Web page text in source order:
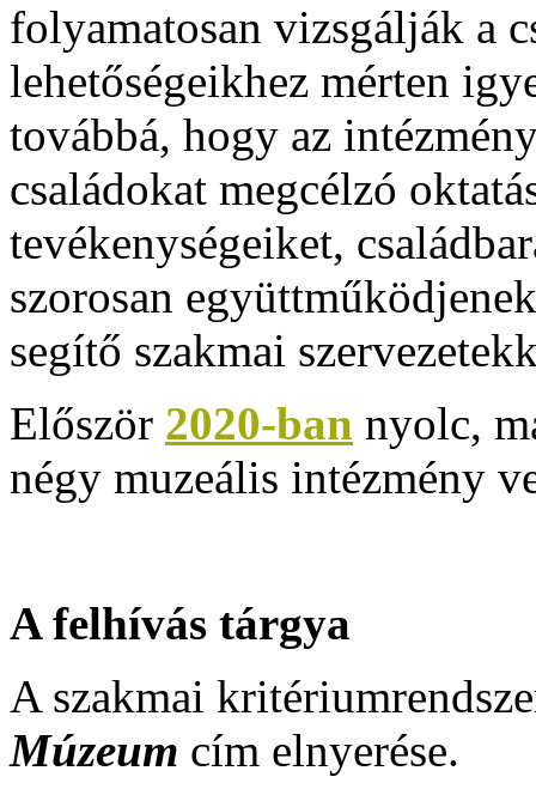
folyamatosan vizsgálják a
lehetőségeikhez mérten
továbbá, hogy az
családokat megcélzó
tevékenységeiket,
szorosan
segítő szakmai
Először 2020-ban nyolc,
négy muzeális intézmény
A felhívás tárgya
A szakmai
Múzeum cím elnyerése.